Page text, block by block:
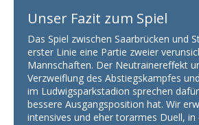
Unser Fazit zum Spiel
Das Spiel zwischen Saarbrücken und
erster Linie eine Partie zweier
Mannschaften. Der Neutrainereffekt
Verzweiflung des Abstiegskampfes
im Ludwigsparkstadion sprechen
bessere Ausgangsposition hat. Wir
intensives und eher torarmes Duell, in